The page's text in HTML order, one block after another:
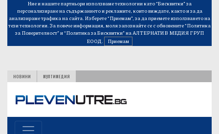
Ние и нашите партньори използваме технологии като “Бисквитки” за
персонализиране на съдържанието и рекламите, които виждате, както и за да
анализираме трафика на сайта. Изберете “Приемам”, за да приемете използването на
тези технологии. За повече информация, моля запознайте се с обновените“Политика
за Поверителност”и“Политика за Бисквитки”на АЛТЕРНАТИВ МЕДИЯ ГРУП
ЕООД.
Приемам
НОВИНИ МУЛТИМЕДИЯ